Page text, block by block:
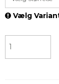
Vælg